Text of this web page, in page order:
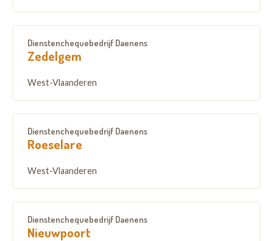
Dienstenchequebedrijf Daenens
Zedelgem
West-Vlaanderen
Dienstenchequebedrijf Daenens
Roeselare
West-Vlaanderen
Dienstenchequebedrijf Daenens
Nieuwpoort